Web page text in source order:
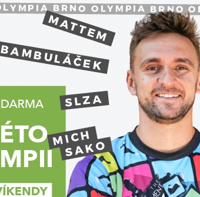
zabral celý proces čtyři roky, během
po zajištění startu a komunikaci
a na závěr zkompletovanou družici
podmínky, ale především na silné
Sloboda .
střeše Fakulty elektrotechniky
moci sledovat její stav, přijímat